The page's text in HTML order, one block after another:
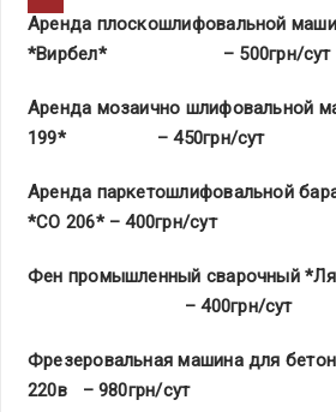
Аренда плоскошлифовальной
*Вирбел* – 500грн/сут
Аренда мозаично шлифовальной
199* – 450грн/сут
Аренда паркетошлифовальной
*СО 206* – 400грн/сут
Фен промышленный сварочный
– 400грн/сут
Фрезеровальная машина для
220в – 980грн/сут